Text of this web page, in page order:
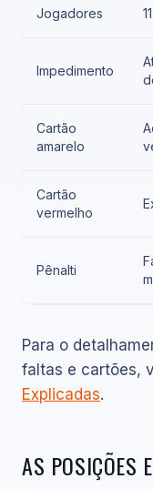
Jogadores
Impedimento
Cartão
amarelo
Cartão
vermelho
Pênalti
Para o
faltas e cartões,
Explicadas.
AS POSIÇÕES